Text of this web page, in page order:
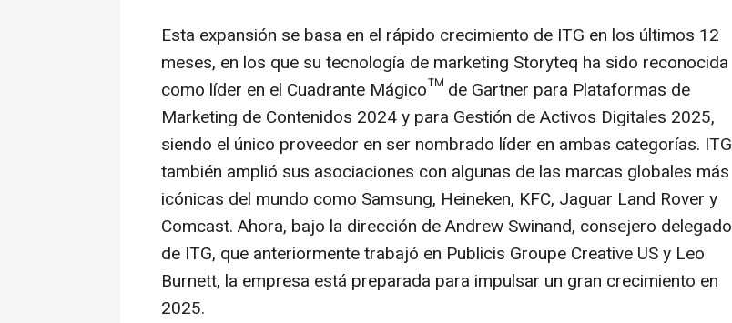
Esta expansión se basa en el rápido crecimiento de ITG en los últimos 12
meses, en los que su tecnología de marketing Storyteq ha sido reconocida
como líder en el Cuadrante Mágico™ de Gartner para Plataformas de
Marketing de Contenidos 2024 y para Gestión de Activos Digitales 2025,
siendo el único proveedor en ser nombrado líder en ambas categorías. ITG
también amplió sus asociaciones con algunas de las marcas globales más
icónicas del mundo como Samsung, Heineken, KFC, Jaguar Land Rover y
Comcast. Ahora, bajo la dirección deAndrew Swinand, consejero delegado
de ITG, que anteriormente trabajó en Publicis Groupe Creative US y Leo
Burnett, la empresa está preparada para impulsar un gran crecimiento en
2025.